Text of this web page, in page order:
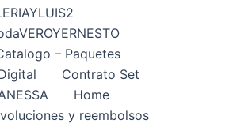
– Paquetes
Contrato Set
Home
y reembolsos